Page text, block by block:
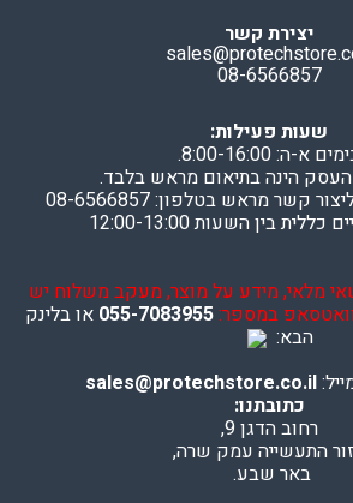
יצירת קשר
08-6566857
שעות פעילות:
א-ה: 8:00-16:00.
הינה בתיאום מראש בלבד.
קשר מראש בטלפון: 08-6566857
בין השעות 12:00-13:00
מלאי, מידע על מוצר, מעקב משלוח יש
וואטסאפ במספר:055-7083955 או בלינק
הבא:
sales@protechstore.co.il
כתובתנו:
רחוב הדגן 9,
התעשייה עמק שרה,
באר שבע.